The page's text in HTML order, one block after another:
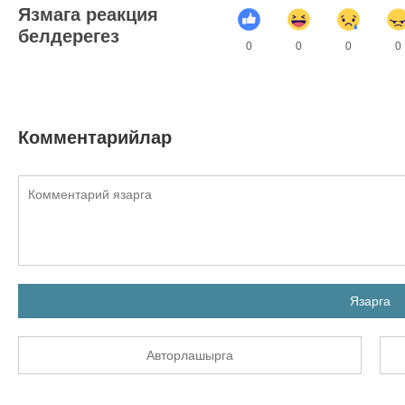
Язмага реакция
белдерегез
0 0 0 0
Комментарийлар
Язарга
Авторлашырга